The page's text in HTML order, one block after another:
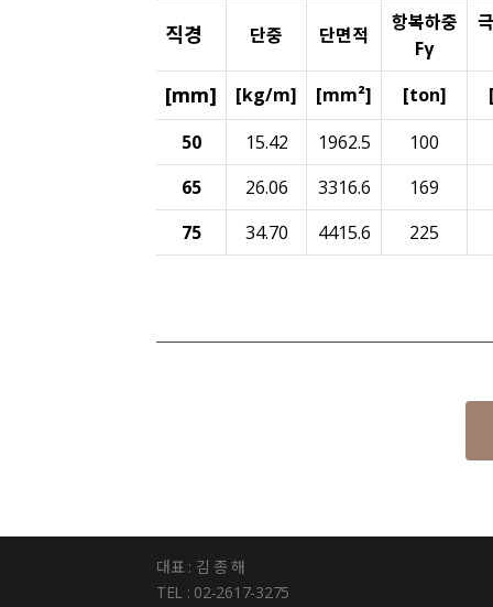
직경 단중 단면적
항복하중
Fγ
[mm] [kg/m] [mm²] [ton]
50
15.42 1962.5
100
65
26.06 3316.6
169
75
34.70 4415.6 225
대표 : 김 종 해
TEL : 02-2617-3275